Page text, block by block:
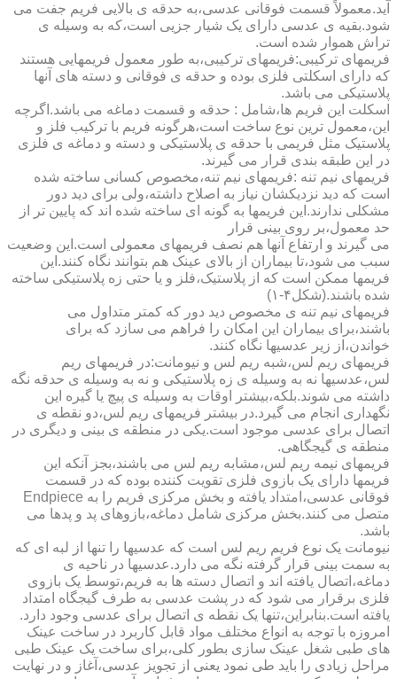
آید.معمولاً قسمت فوقانی عدسی،به حدقه ی بالایی فریم جفت می
شود.بقیه ی عدسی دارای یک شیار جزیی است،که به وسیله ی
تراش هموار شده است.
فریمهای ترکیبی:فریمهای ترکیبی،به طور معمول فریمهایی هستند
که دارای اسکلتی فلزی بوده و حدقه ی فوقانی و دسته های آنها
پلاستیکی می باشد.
اسکلت این فریم ها،شامل : حدقه و قسمت دماغه می باشد.اگرچه
این،معمول ترین نوع ساخت است،هرگونه فریم با ترکیب فلز و
پلاستیک مثل فریمی با حدقه ی پلاستیکی و دسته و دماغه ی فلزی
در این طبقه بندی قرار می گیرند.
فریمهای نیم تنه :فریمهای نیم تنه،مخصوص کسانی ساخته شده
است که دید نزدیکشان نیاز به اصلاح داشته،ولی برای دید دور
مشکلی ندارند.این فریمها به گونه ای ساخته شده اند که پایین تر از
حد معمول،بر روی بینی قرار
می گیرند و ارتفاع آنها هم نصف فریمهای معمولی است.این وضعیت
سبب می شود،تا بیماران از بالای عینک هم بتوانند نگاه کنند.این
فریمها ممکن است که از پلاستیک،فلز و یا حتی زه پلاستیکی ساخته
شده باشند.(شکل۴-۱)
فریمهای نیم تنه ی مخصوص دید دور که کمتر متداول می
باشند،برای بیماران این امکان را فراهم می سازد که برای
خواندن،از زیر عدسیها نگاه کنند.
فریمهای ریم لس،شبه ریم لس و نیومانت:در فریمهای ریم
لس،عدسیها نه به وسیله ی زه پلاستیکی و نه به وسیله ی حدقه نگه
داشته می شوند.بلکه،بیشتر اوقات به وسیله ی پیچ یا گیره این
نگهداری انجام می گیرد.در بیشتر فریمهای ریم لس،دو نقطه ی
اتصال برای عدسی موجود است.یکی در منطقه ی بینی و دیگری در
منطقه ی گیجگاهی.
فریمهای نیمه ریم لس،مشابه ریم لس می باشند،بجز آنکه این
فریمها دارای یک بازوی فلزی تقویت کننده بوده که در قسمت
فوقانی عدسی،امتداد یافته و بخش مرکزی فریم را به Endpiece
متصل می کنند.بخش مرکزی شامل دماغه،بازوهای پد و پدها می
باشد.
نیومانت یک نوع فریم ریم لس است که عدسیها را تنها از لبه ای که
به سمت بینی قرار گرفته نگه می دارد.عدسیها در ناحیه ی
دماغه،اتصال یافته اند و اتصال دسته ها به فریم،توسط یک بازوی
فلزی برقرار می شود که در پشت عدسی به طرف گیجگاه امتداد
یافته است.بنابراین،تنها یک نقطه ی اتصال برای عدسی وجود دارد.
امروزه با توجه به انواع مختلف مواد قابل کاربرد در ساخت عینک
های طبی شغل عینک سازی بطور کلی،برای ساخت یک عینک طبی
مراحل زیادی را باید طی نمود یعنی از تجویز عدسی،آغاز و در نهایت